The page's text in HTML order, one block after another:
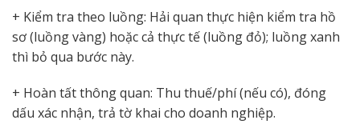
+ Kiểm tra theo luồng: Hải quan thực hiện kiểm tra hồ
sơ (luồng vàng) hoặc cả thực tế (luồng đỏ); luồng xanh
thì bỏ qua bước này.
+ Hoàn tất thông quan: Thu thuế/phí (nếu có), đóng
dấu xác nhận, trả tờ khai cho doanh nghiệp.